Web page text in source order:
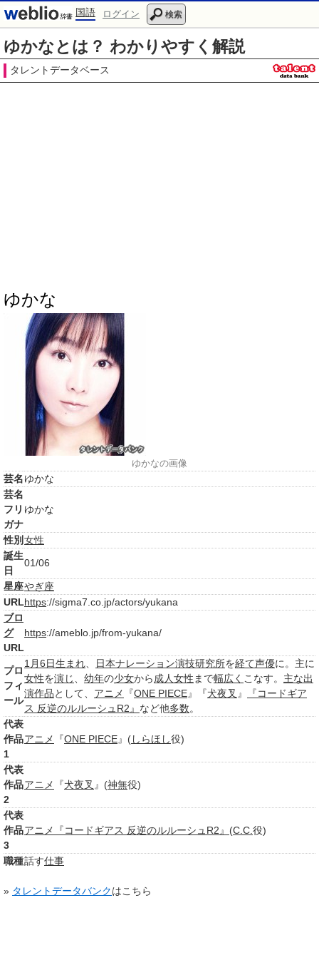
国語 ログイン 検索
ゆかなとは？ わかりやすく解説
タレントデータベース
ゆかな
ゆかなの画像
芸名ゆかな
芸名
フリ
ガナ
ゆかな
性別 女性
誕生
日
01/06
星座やぎ座
URLhttps://sigma7.co.jp/actors/yukana
ブロ
グ
URL
https://ameblo.jp/from-yukana/
プロ
フィ
ール
1月6日生まれ 日本ナレーション演技研究所を経て声優に。主に
女性を演じ 幼年の少女から成人女性 まで幅広く こなす。 主な出
演作品として、 アニメ 『ONE PIECE』『犬夜叉 』
『コードギア
ス 反逆のルルーシュR2』 など他多数。
代表
作品
1
アニメ 『ONE PIECE』(しらほし役)
代表
作品
2
アニメ 『犬夜叉 』(神無役)
代表
作品
3
アニメ 『コードギアス 反逆のルルーシュR2』 (C.C. 役)
職種話す仕事
» タレントデータバンクはこちら